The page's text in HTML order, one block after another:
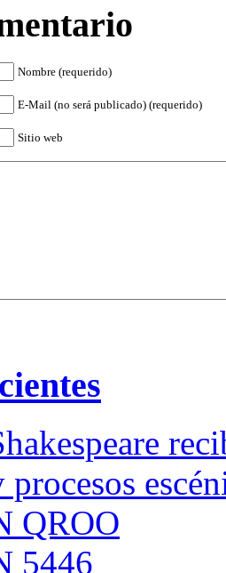
Nombre (requerido)
E-Mail (no será publicado) (requerido)
Sitio web
QROO
5446